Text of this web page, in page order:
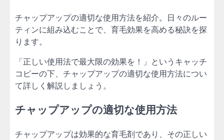
チャップアップの適切な使用方法を紹介。日々のルー
ティンに組み込むことで、育毛効果を高める秘訣を探
ります。
「正しい使用法で最大限の効果を！」というキャッチ
コピーの下、チャップアップの適切な使用方法につい
て詳しく解説しましょう。
チャップアップの適切な使用方法
チャップアップは効果的な育毛剤であり、その正しい